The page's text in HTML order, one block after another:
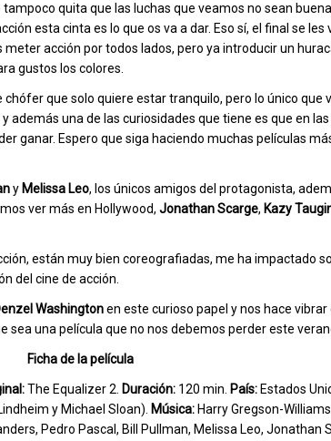
quita que las luchas que veamos no sean
esta cinta es lo que os va a dar. Eso sí, el final se les
meter acción por todos lados, pero ya introducir un
gustos los colores.
chófer que solo quiere estar tranquilo, pero lo único que
además una de las curiosidades que tiene es que en
ganar. Espero que siga haciendo muchas películas
y Melissa Leo, los únicos amigos del protagonista,
ver más en Hollywood, JonathanScarge, Kazy
están muy bien coreografiadas, me ha impactado
del cine de acción.
Washingtonen este curioso papel y nos hace
una película que no nos debemos perder este
Ficha de la película
The Equalizer 2. Duración: 120 min. País: Estados
y Michael Sloan). Música: Harry Gregson-Williams.
Pedro Pascal, Bill Pullman, Melissa Leo, Jonathan